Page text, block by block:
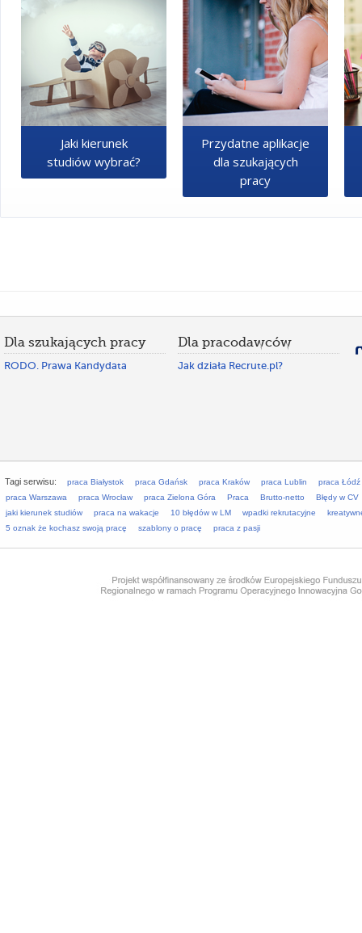
Jaki kierunek
studiów wybrać?
Przydatne aplikacje
dla szukających
pracy
Dla szukających pracy
RODO. Prawa Kandydata
Dla pracodawców
Jak działa Recrute.pl?
Tagi serwisu: praca Białystok praca Gdańsk praca Kraków praca Lublin
praca Łódź
praca Warszawa
praca Wrocław praca Zielona Góra Praca Brutto-netto
Błędy w CV
jaki kierunek studiów
praca na wakacje 10 błędów w LM wpadki rekrutacyjne
5 oznak że kochasz swoją pracę
szablony o pracę praca z pasji